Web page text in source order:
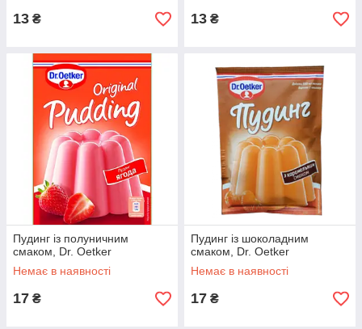
13 ₴ 13 ₴
Пудинг із полуничним
смаком, Dr. Oetker
Немає в наявності
17 ₴
Пудинг із шоколадним
смаком, Dr. Oetker
Немає в наявності
17 ₴